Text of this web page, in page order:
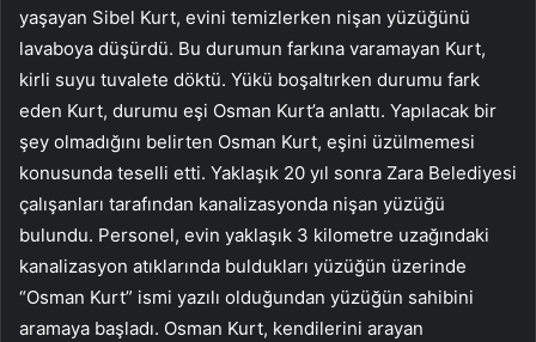
yaşayan Sibel Kurt, evini temizlerken nişan yüzüğünü
lavaboya düşürdü. Bu durumun farkına varamayan Kurt,
kirli suyu tuvalete döktü. Yükü boşaltırken durumu fark
eden Kurt, durumu eşi Osman Kurt’a anlattı. Yapılacak bir
şey olmadığını belirten Osman Kurt, eşini üzülmemesi
konusunda teselli etti. Yaklaşık 20 yıl sonra Zara Belediyesi
çalışanları tarafından kanalizasyonda nişan yüzüğü
bulundu. Personel, evin yaklaşık 3 kilometre uzağındaki
kanalizasyon atıklarında buldukları yüzüğün üzerinde
“Osman Kurt” ismi yazılı olduğundan yüzüğün sahibini
aramaya başladı. Osman Kurt, kendilerini arayan